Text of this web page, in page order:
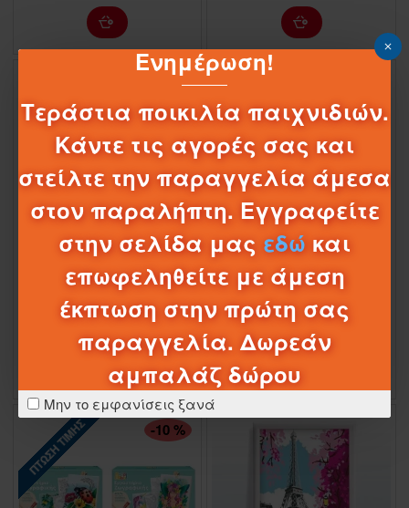
Ενημέρωση!
Τεράστια ποικιλία παιχνιδιών.
Κάντε τις αγορές σας και
στείλτε την παραγγελία άμεσα
στον παραλήπτη. Εγγραφείτε
στην σελίδα μας εδώ και
επωφεληθείτε με άμεση
έκπτωση στην πρώτη σας
παραγγελία. Δωρεάν
αμπαλάζ δώρου
Μην το εμφανίσεις ξανά
1-081706 1023-62757
GIGA BLOCK 5 ΣE 1 ΣΕΤ ΖΩΓΡΑΦΙΚΗΣ
6,95€
1-081098 1028-54002
ΠΡΟΤΖΕΚΤΟΡΑΣ ΖΩΓΡΑΦΙΚΗΣ FROZEN
19,95€
ΠΤΏΣΗ ΤΙΜΉΣ -10 %